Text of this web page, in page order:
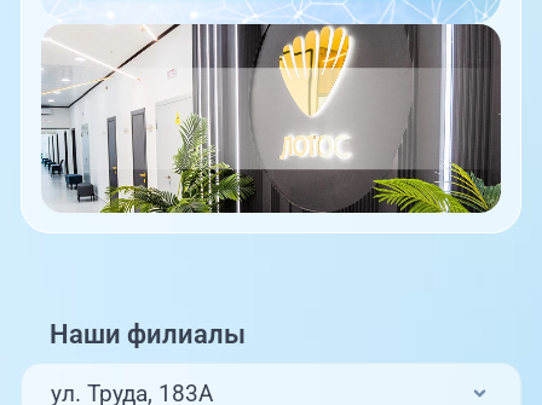
Наши филиалы
ул. Труда, 183А